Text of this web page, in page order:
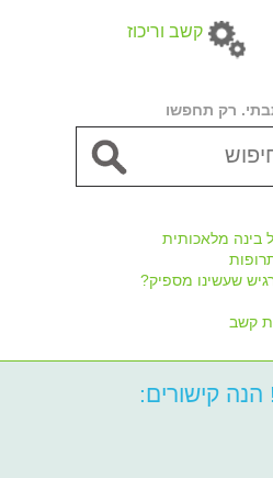
קשב וריכוז
רק תחפשו
בינה מלאכותית
שעשינו מספיק?
קשב
קישורים: